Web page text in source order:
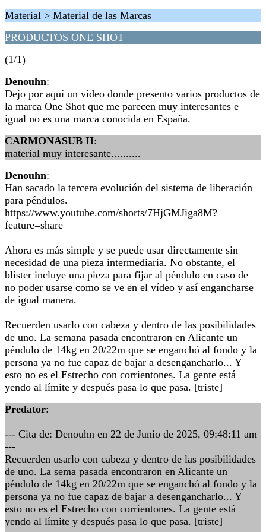
Material > Material de las Marcas
PRODUCTOS ONE SHOT
(1/1)
Denouhn:
Dejo por aquí un vídeo donde presento varios productos de
la marca One Shot que me parecen muy interesantes e
igual no es una marca conocida en España.
CARMONASUB II:
material muy interesante..........
Denouhn:
Han sacado la tercera evolución del sistema de liberación
para péndulos.
https://www.youtube.com/shorts/7HjGMJiga8M?
feature=share
Ahora es más simple y se puede usar directamente sin
necesidad de una pieza intermediaria. No obstante, el
blíster incluye una pieza para fijar al péndulo en caso de
no poder usarse como se ve en el vídeo y así engancharse
de igual manera.
Recuerden usarlo con cabeza y dentro de las posibilidades
de uno. La semana pasada encontraron en Alicante un
péndulo de 14kg en 20/22m que se enganchó al fondo y la
persona ya no fue capaz de bajar a desengancharlo... Y
esto no es el Estrecho con corrientones. La gente está
yendo al límite y después pasa lo que pasa. [triste]
Predator:
--- Cita de: Denouhn en 22 de Junio de 2025, 09:48:11 am
---
Recuerden usarlo con cabeza y dentro de las posibilidades
de uno. La sema pasada encontraron en Alicante un
péndulo de 14kg en 20/22m que se enganchó al fondo y la
persona ya no fue capaz de bajar a desengancharlo... Y
esto no es el Estrecho con corrientones. La gente está
yendo al límite y después pasa lo que pasa. [triste]